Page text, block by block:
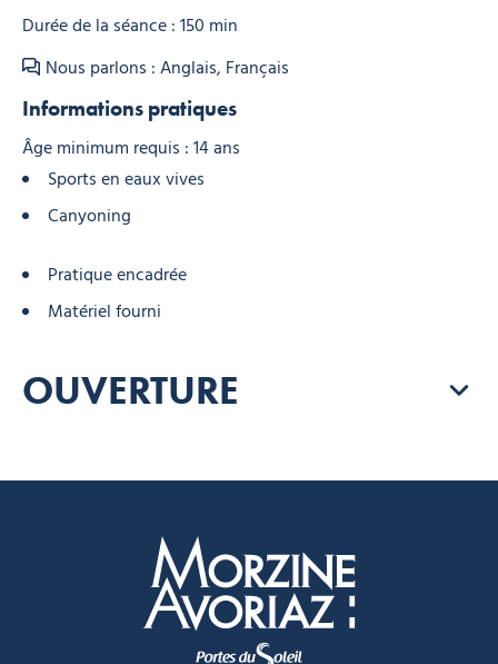
Durée de la séance : 150 min
Nous parlons : Anglais, Français
Informations pratiques
Âge minimum requis : 14 ans
Sports en eaux vives
Canyoning
Pratique encadrée
Matériel fourni
OUVERTURE